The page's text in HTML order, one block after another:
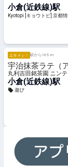
小倉(近鉄線)駅
Kyotopi [キ
エキメシ！ 駅から165 m
宇治抹茶ラテ（
丸利吉田銘茶園 ニン
小倉(近鉄線)駅
遊び